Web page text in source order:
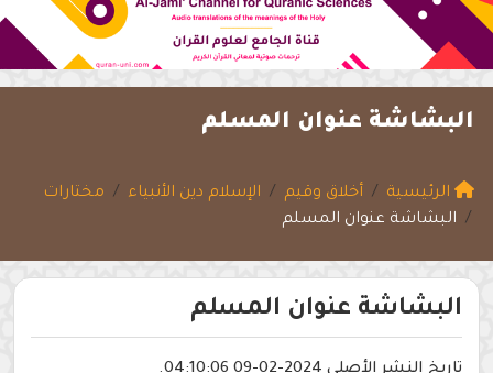
البشاشة عنوان المسلم
الرئيسية أخلاق وقيم الإسلام دين الأنبياء
مختارات
البشاشة عنوان المسلم
البشاشة عنوان المسلم